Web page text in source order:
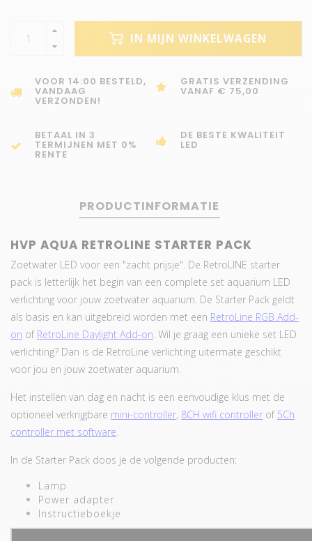
IN MIJN WINKELWAGEN
VOOR 14:00 BESTELD,
VANDAAG
VERZONDEN!
GRATIS VERZENDING
VANAF € 75,00
BETAAL IN 3
TERMIJNEN MET 0%
RENTE
DE BESTE KWALITEIT
LED
PRODUCTINFORMATIE
HVP AQUA RETROLINE STARTER PACK
Zoetwater LED voor een "zacht prijsje". De RetroLINE starter
pack is letterlijk het begin van een complete set aquarium LED
verlichting voor jouw zoetwater aquarium. De Starter Pack geldt
als basis en kan uitgebreid worden met een RetroLine RGB Add-
on of RetroLine Daylight Add-on. Wil je graag een unieke set LED
verlichting? Dan is de RetroLine verlichting uitermate geschikt
voor jou en jouw zoetwater aquarium.
Het instellen van dag en nacht is een eenvoudige klus met de
optioneel verkrijgbare mini-controller, 8CH wifi controller of 5Ch
controller met software.
In de Starter Pack doos je de volgende producten:
Lamp
Power adapter
Instructieboekje